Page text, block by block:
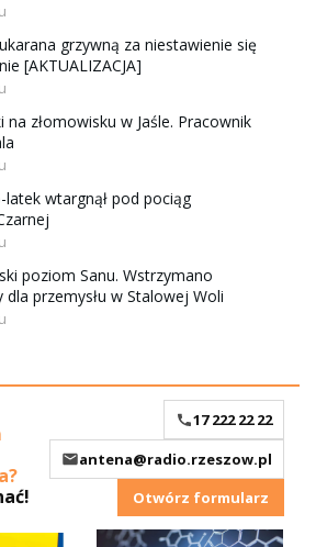
grzywną za niestawienie się
[AKTUALIZACJA]
na złomowisku w Jaśle. Pracownik
latek wtargnął pod pociąg
poziom Sanu. Wstrzymano
przemysłu w Stalowej Woli
17 222 22 22
antena@radio.rzeszow.pl
Otwórz formularz